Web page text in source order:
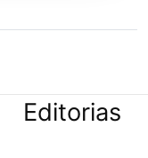
Editorias